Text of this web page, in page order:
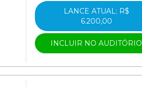
LANCE ATUAL: R$
6.200,00
INCLUIR NO AUDITÓRIO